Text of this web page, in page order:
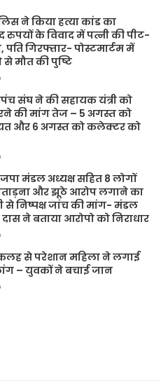
ने किया हत्या कांड का
रुपयों के विवाद में पत्नी की पीट-
पति गिरफ्तार- पोस्टमार्टम में
मौत की पुष्टि
संघ ने की सहायक यंत्री को
की मांग तेज – 5 अगस्त को
और 6 अगस्त को कलेक्टर को
मंडल अध्यक्ष सहित 8 लोगों
और झूठे आरोप लगाने का
से निष्पक्ष जांच की मांग- मंडल
ने बताया आरोपो को निराधार
कलह से परेशान महिला ने लगाई
– युवकों ने बचाई जान